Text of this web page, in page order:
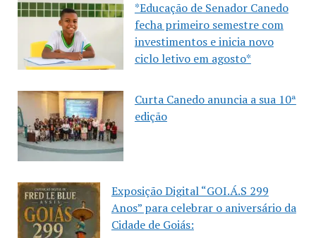
*Educação de Senador Canedo
fecha primeiro semestre com
investimentos e inicia novo
ciclo letivo em agosto*
Curta Canedo anuncia a sua 10ª
edição
Exposição Digital “GOI.Á.S 299
Anos” para celebrar o aniversário da
Cidade de Goiás: